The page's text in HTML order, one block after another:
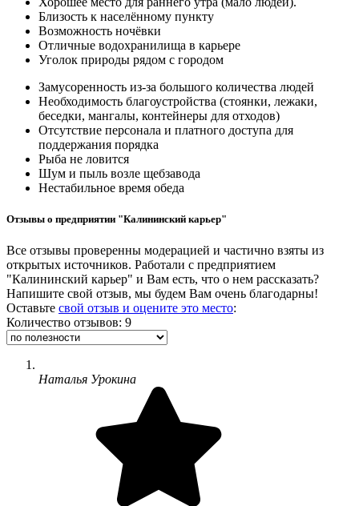
Близость к населённому пункту
Возможность ночёвки
Отличные водохранилища в карьере
Уголок природы рядом с городом
Замусоренность из-за большого количества людей
Необходимость благоустройства (стоянки, лежаки,
беседки, мангалы, контейнеры для отходов)
Отсутствие персонала и платного доступа для
поддержания порядка
Рыба не ловится
Шум и пыль возле щебзавода
Нестабильное время обеда
Отзывы о предприятии "Калининский карьер"
Все отзывы проверенны модерацией и частично взяты из
открытых источников. Работали с предприятием
"Калининский карьер" и Вам есть, что о нем рассказать?
Напишите свой отзыв, мы будем Вам очень благодарны!
Оставьте свой отзыв и оцените это место:
Количество отзывов: 9
Наталья Урокина